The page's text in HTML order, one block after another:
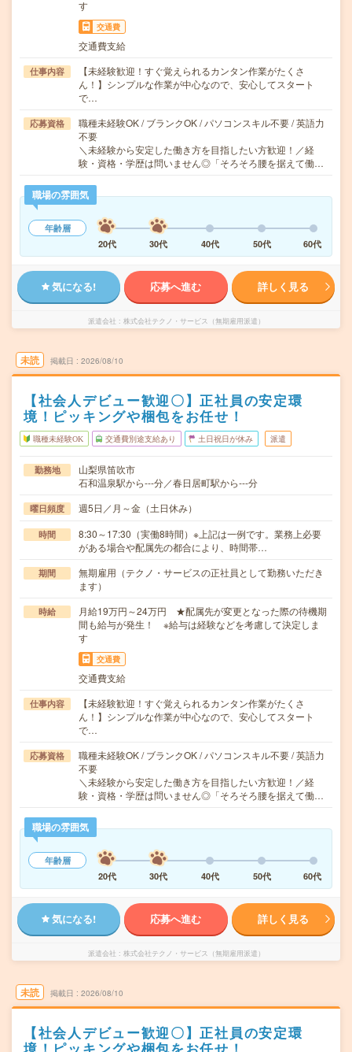
す
交通費
交通費支給
仕事内容
【未経験歓迎！すぐ覚えられるカンタン作業がたくさ
ん！】シンプルな作業が中心なので、安心してスタート
で…
応募資格
職種未経験OK / ブランクOK / パソコンスキル不要 / 英語力
不要
＼未経験から安定した働き方を目指したい方歓迎！／経
験・資格・学歴は問いません◎「そろそろ腰を据えて働…
職場の雰囲気
年齢層
20代
30代 40代 50代 60代
気になる! 応募へ進む 詳しく見る
派遣会社 株式会社テクノ・サービス（無期雇用派遣）
未読 掲載日 2026/08/10
【社会人デビュー歓迎〇】正社員の安定環
境！ピッキングや梱包をお任せ！
職種未経験OK 交通費別途支給あり 土日祝日が休み 派遣
勤務地
山梨県笛吹市
石和温泉駅から---分／春日居町駅から---分
曜日頻度 週5日／月～金（土日休み）
時間
8:30～17:30（実働8時間）※上記は一例です。業務上必要
がある場合や配属先の都合により、時間帯…
期間
無期雇用（テクノ・サービスの正社員として勤務いただき
ます）
時給
月給19万円～24万円 ★配属先が変更となった際の待機期
間も給与が発生！ ※給与は経験などを考慮して決定しま
す
交通費
交通費支給
仕事内容
【未経験歓迎！すぐ覚えられるカンタン作業がたくさ
ん！】シンプルな作業が中心なので、安心してスタート
で…
応募資格
職種未経験OK / ブランクOK / パソコンスキル不要 / 英語力
不要
＼未経験から安定した働き方を目指したい方歓迎！／経
験・資格・学歴は問いません◎「そろそろ腰を据えて働…
職場の雰囲気
年齢層
20代
30代 40代 50代 60代
気になる! 応募へ進む 詳しく見る
派遣会社 株式会社テクノ・サービス（無期雇用派遣）
未読 掲載日 2026/08/10
【社会人デビュー歓迎〇】正社員の安定環
境！ピッキングや梱包をお任せ！